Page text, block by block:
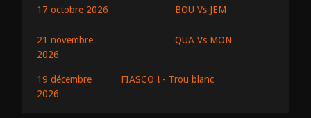
17 octobre 2026 BOU Vs JEM
21 novembre
2026
QUA Vs MON
19 décembre
2026
FIASCO ! - Trou blanc